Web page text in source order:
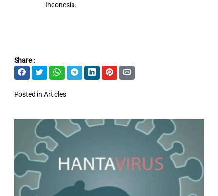
Indonesia.
Share :
Posted in Articles